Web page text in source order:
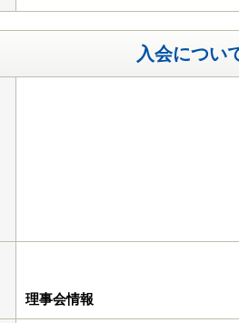
入会につい
理事会情報